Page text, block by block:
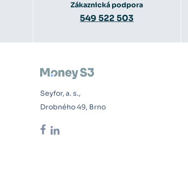
Zákaznická podpora
549 522 503
Seyfor, a. s.,
Drobného 49, Brno